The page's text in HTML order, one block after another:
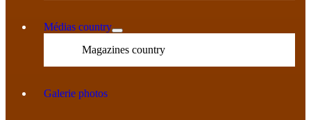
Médias country
Magazines country
Galerie photos